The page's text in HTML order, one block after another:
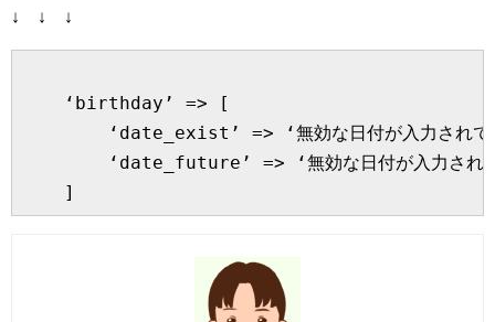
↓ ↓ ↓
    ‘birthday’ => [
‘date_exist’ => ‘無効な日付が入力されて
‘date_future’ => ‘無効な日付が入力され